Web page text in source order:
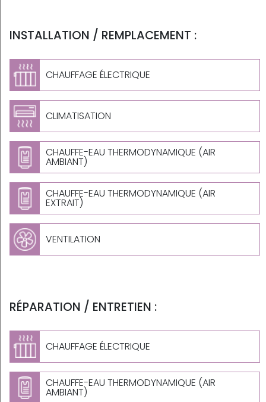
INSTALLATION / REMPLACEMENT :
CHAUFFAGE ÉLECTRIQUE
CLIMATISATION
CHAUFFE-EAU THERMODYNAMIQUE (AIR
AMBIANT)
CHAUFFE-EAU THERMODYNAMIQUE (AIR
EXTRAIT)
VENTILATION
RÉPARATION / ENTRETIEN :
CHAUFFAGE ÉLECTRIQUE
CHAUFFE-EAU THERMODYNAMIQUE (AIR
AMBIANT)